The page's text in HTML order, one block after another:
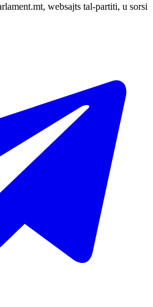
websajts tal-partiti, u sorsi